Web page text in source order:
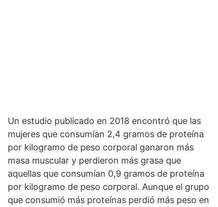
Un estudio publicado en 2018 encontró que las
mujeres que consumían 2,4 gramos de proteína
por kilogramo de peso corporal ganaron más
masa muscular y perdieron más grasa que
aquellas que consumían 0,9 gramos de proteína
por kilogramo de peso corporal. Aunque el grupo
que consumió más proteínas perdió más peso en